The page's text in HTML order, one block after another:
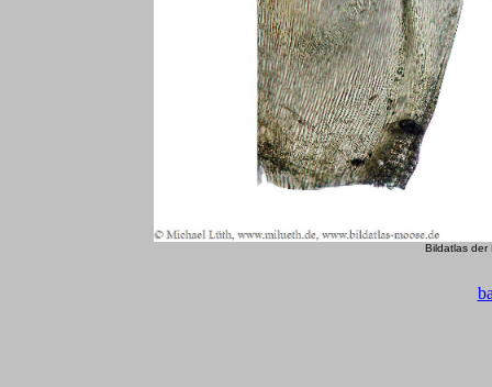
Bildatlas der